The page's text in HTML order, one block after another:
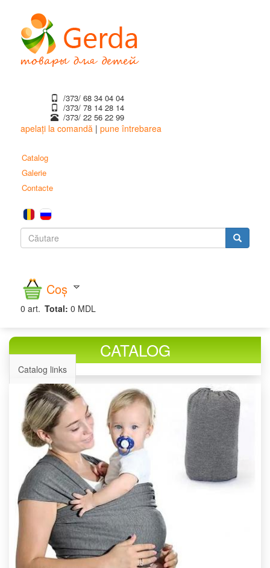
conţinutul
principal
/373/ 68 34 04 04
/373/ ‎78 14 28 14
/373/ 22 56 22 99
apelați la comandă | pune întrebarea
Catalog
Galerie
Contacte
Formular
căutare
Coș
0 art. Total: 0 MDL
CATALOG
Catalog links